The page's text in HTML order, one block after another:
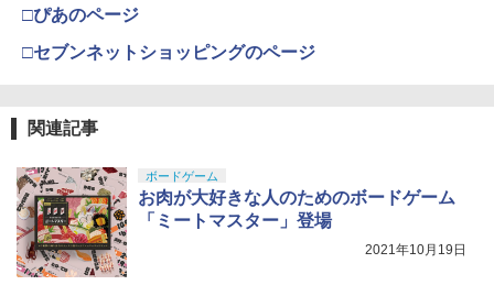
SUREFIRE シュアファイア SF123A 純
正 リチウム バッテリー 電池 3v 正規品 /
5
【エントリー最大10倍＆3％クーポン】
WARHEAD製 天然由来成分PLA配合 B
4
タカラトミー(TAKARA TOMY) T-SPAR
K トランスフォーマー ニューレジェンズ
5
TAMASHII NATIONS S.H.フィギュアー
ツ 攻殻機動隊 THE GHOST IN THE SHE
LL 草薙素子 約140mm PVC&ABS製 塗
4
アマスター 1/144スケール 色分け済みプ
ラモデル
5
BANDAI SPIRITS(バンダイ スピリッツ)
30MS Fate/Grand Order アルトリア・
キャスター 色分け済みプラモデル
￥4,761
5
￥2,666
4
型用接着剤 87003
5
ミアムトップコートスプレー つや消し 8
8ml ホビー用仕上材 B603
□ぴあのページ
□セブンネットショッピングのページ
関連記事
ボードゲーム
お肉が大好きな人のためのボードゲーム
「ミートマスター」登場
2021年10月19日